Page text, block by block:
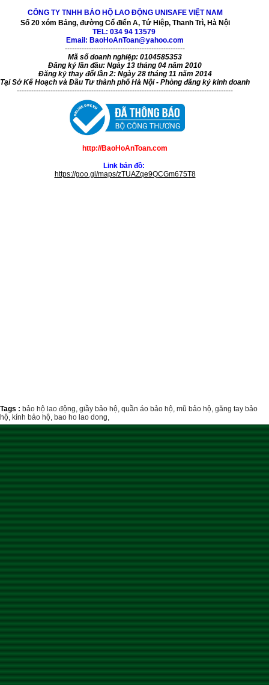
CÔNG TY TNHH BẢO HỘ LAO ĐỘNG UNISAFE VIỆT NAM
Số 20 xóm Bảng, đường Cổ điển A, Tứ Hiệp, Thanh Trì, Hà Nội
TEL: 034 94 13579
Email: BaoHoAnToan@yahoo.com
--------------------------------------------------
Mã số doanh nghiệp: 0104585353
Đăng ký lần đầu: Ngày 13 tháng 04 năm 2010
Đăng ký thay đổi lần 2: Ngày 28 tháng 11 năm 2014
Tại Sở Kế Hoạch và Đầu Tư thành phố Hà Nội - Phòng đăng ký kinh doanh
------------------------------------------------------------------------------------------
http://BaoHoAnToan.com
Link bản đồ:
https://goo.gl/maps/zTUAZqe9QCGm675T8
Tags : bảo hộ lao động, giầy bảo hộ, quần áo bảo hộ, mũ bảo hộ, găng tay bảo
hộ, kính bảo hộ, bao ho lao dong,